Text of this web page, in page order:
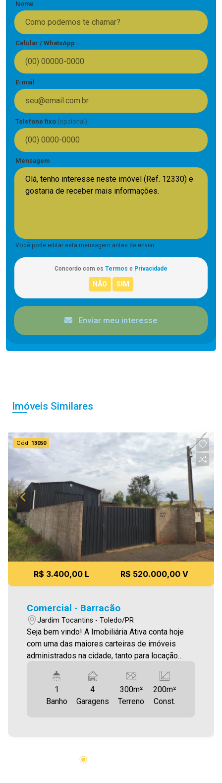
Nome
Celular / WhatsApp
E-mail
Telefone fixo (opcional)
Mensagem
Você pode editar esta mensagem antes de enviar.
Concordo com os Termos e Privacidade
Enviar meu interesse
Imóveis Similares
Cód. 13050
R$ 3.400,00 L R$ 520.000,00 V
Comercial - Barracão
Jardim Tocantins - Toledo/PR
Seja bem vindo! A Imobiliária Ativa conta hoje
com uma das maiores carteiras de imóveis
administrados na cidade, tanto para locação
opções! Barracão Localizado no Jardim
Tocantins. Barracão conta com 01 banheiros ,
Estacionamento próprio. Área construída
1
Banho
4
Garagens
300m²
Terreno
200m²
Const.